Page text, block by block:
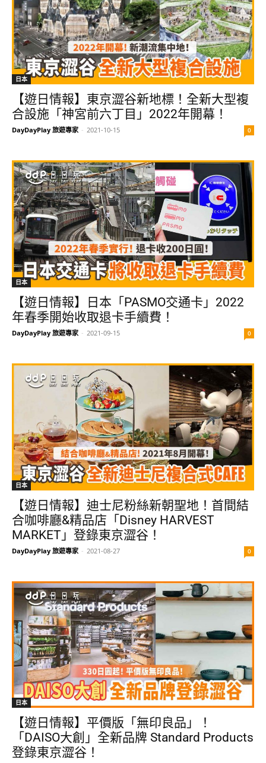
日本
【遊日情報】東京澀谷新地標！全新大型複
合設施「神宮前六丁目」2022年開幕！
DayDayPlay 旅遊專家 - 2021-10-15 0
日本
【遊日情報】日本「PASMO交通卡」2022
年春季開始收取退卡手續費！
DayDayPlay 旅遊專家 - 2021-09-15 0
日本
【遊日情報】迪士尼粉絲新朝聖地！首間結
合咖啡廳&精品店「Disney HARVEST
MARKET」登錄東京澀谷！
DayDayPlay 旅遊專家 - 2021-08-27 0
日本
【遊日情報】平價版「無印良品」！
「DAISO大創」全新品牌 Standard Products
登錄東京澀谷！